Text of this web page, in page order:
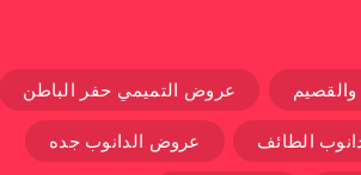
عروض التميمي حفر الباطن
الطائف عروض الدانوب جده